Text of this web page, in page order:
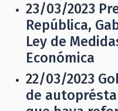
23/03/2023
República,
Ley de
Económica
22/03/2023
de